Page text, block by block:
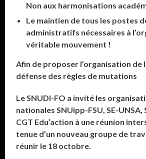
Non aux harmonisations
Le maintien de tous les postes
administratifs nécessaires à
véritable mouvement !
Afin de proposer l’organisation de
défense des règles de mutations
Le SNUDI-FO a invité les
nationales SNUipp-FSU, SE-UNSA,
CGT Edu’action à une réunion
tenue d’un nouveau groupe de
réunir le 18 octobre.